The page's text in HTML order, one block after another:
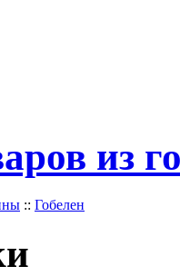
из
:: Гобелен